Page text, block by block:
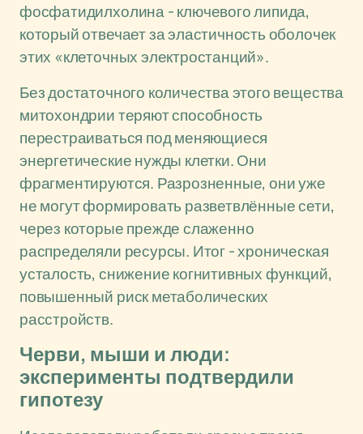
фосфатидилхолина - ключевого липида,
который отвечает за эластичность оболочек
этих «клеточных электростанций».
Без достаточного количества этого вещества
митохондрии теряют способность
перестраиваться под меняющиеся
энергетические нужды клетки. Они
фрагментируются. Разрозненные, они уже
не могут формировать разветвлённые сети,
через которые прежде слаженно
распределяли ресурсы. Итог - хроническая
усталость, снижение когнитивных функций,
повышенный риск метаболических
расстройств.
Черви, мыши и люди:
эксперименты подтвердили
гипотезу